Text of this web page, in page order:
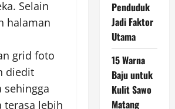
Selain
halaman
grid foto
diedit
sehingga
terasa lebih
Penduduk
Jadi Faktor
Utama
15 Warna
Baju untuk
Kulit Sawo
Matang